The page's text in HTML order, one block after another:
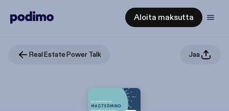
Aloita maksutta
Real Estate Power Talk Jaa